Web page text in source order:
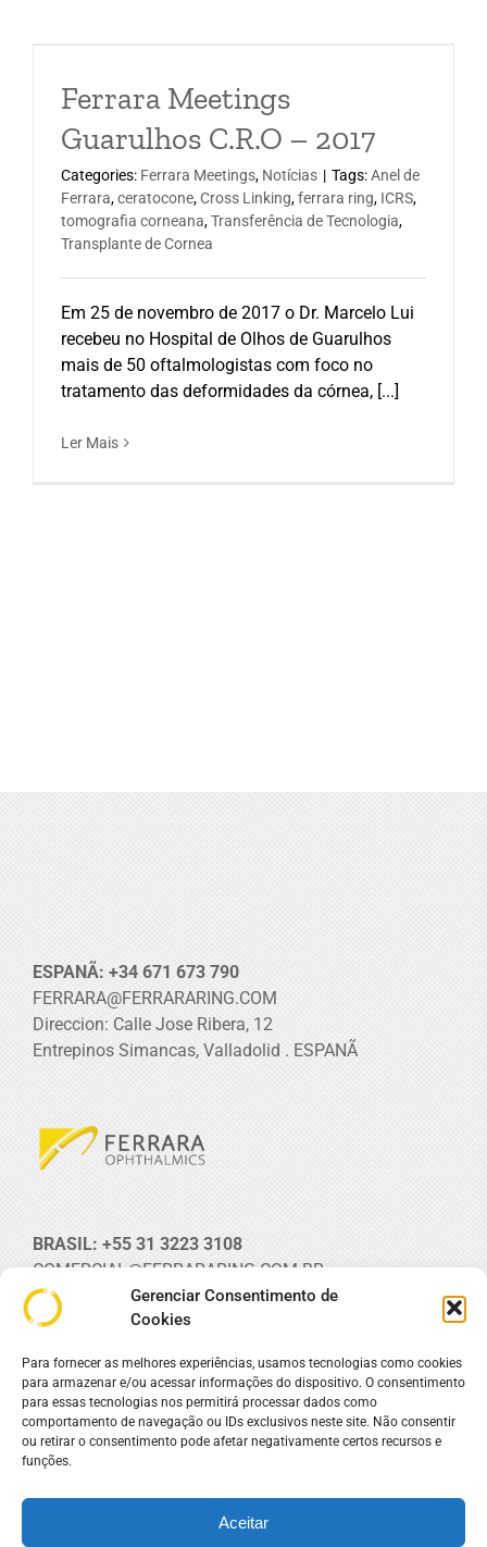
Gerenciar Consentimento de
Cookies
Para fornecer as melhores experiências, usamos tecnologias como cookies
para armazenar e/ou acessar informações do dispositivo. O consentimento
para essas tecnologias nos permitirá processar dados como
comportamento de navegação ou IDs exclusivos neste site. Não consentir
ou retirar o consentimento pode afetar negativamente certos recursos e
funções.
Aceitar
Ferrara Meetings
Guarulhos C.R.O – 2017
Categories: Ferrara Meetings, Notícias | Tags:Anel de
Ferrara,ceratocone,Cross Linking,ferrara ring, ICRS,
tomografia corneana,Transferência de Tecnologia,
Transplante de Cornea
Em 25 de novembro de 2017 o Dr. Marcelo Lui
recebeu no Hospital de Olhos de Guarulhos
mais de 50 oftalmologistas com foco no
tratamento das deformidades da córnea, [...]
Ler Mais
ESPANÃ: +34 671 673 790
FERRARA@FERRARARING.COM
Direccion: Calle Jose Ribera, 12
Entrepinos Simancas, Valladolid . ESPANÃ
BRASIL: +55 31 3223 3108
COMERCIAL@FERRARARING.COM.BR
Rua Maranhão, 1642 - 1º andar
Funcionários. BH. MG. Brasil
REDES SOCIAIS